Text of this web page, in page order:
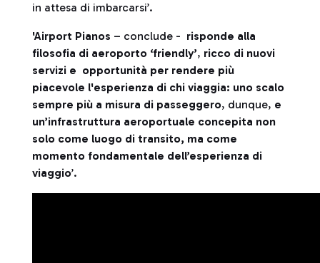
in attesa di imbarcarsi’.
'Airport Pianos – conclude - risponde alla
filosofia di aeroporto ‘friendly’, ricco di nuovi
servizi e opportunità per rendere più
piacevole l'esperienza di chi viaggia: uno scalo
sempre più a misura di passeggero, dunque, e
un’infrastruttura aeroportuale concepita non
solo come luogo di transito, ma come
momento fondamentale dell’esperienza di
viaggio’.